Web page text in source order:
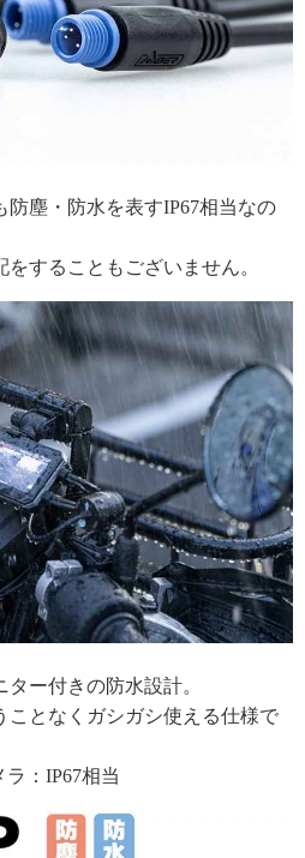
塵・防水を表すIP67相当なの
することもございません。
ー付きの防水設計。
ことなくガシガシ使える仕様で
：IP67相当